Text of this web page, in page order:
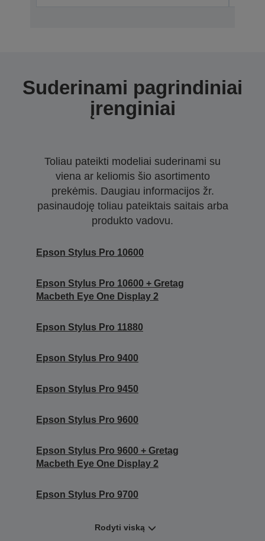
Suderinami pagrindiniai
įrenginiai
Toliau pateikti modeliai suderinami su
viena ar keliomis šio asortimento
prekėmis. Daugiau informacijos žr.
pasinaudoję toliau pateiktais saitais arba
produkto vadovu.
Epson Stylus Pro 10600
Epson Stylus Pro 10600 + Gretag
Macbeth Eye One Display 2
Epson Stylus Pro 11880
Epson Stylus Pro 9400
Epson Stylus Pro 9450
Epson Stylus Pro 9600
Epson Stylus Pro 9600 + Gretag
Macbeth Eye One Display 2
Epson Stylus Pro 9700
Rodyti viską